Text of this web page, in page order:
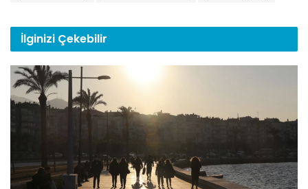
İlginizi Çekebilir